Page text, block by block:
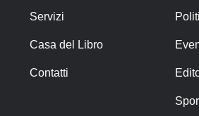
Servizi
Casa del Libro
Contatti